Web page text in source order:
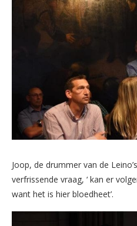
Joop, de drummer van de
verfrissende vraag, ‘ kan er
want het is hier bloedheet’.